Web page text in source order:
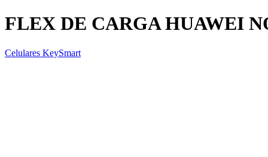
FLEX DE CARGA HUAWEI
Celulares KeySmart